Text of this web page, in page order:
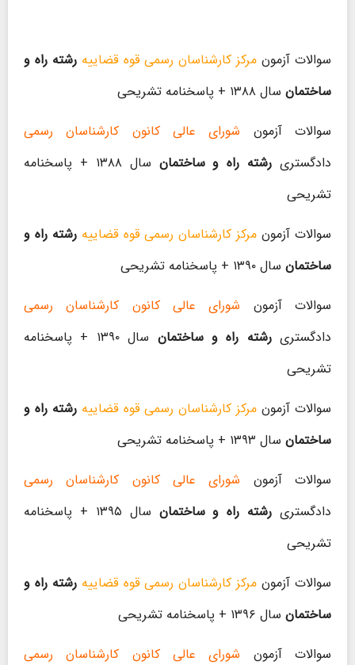
سوالات آزمون مرکز کارشناسان رسمی قوه قضاییه رشته راه و
ساختمان سال ۱۳۸۸ + پاسخنامه تشریحی
سوالات آزمون شورای عالی کانون کارشناسان رسمی
دادگستری رشته راه و ساختمان
سال ۱۳۸۸ + پاسخنامه
تشریحی
سوالات آزمون مرکز کارشناسان رسمی قوه قضاییه رشته راه و
ساختمان سال ۱۳۹۰ + پاسخنامه تشریحی
سوالات آزمون شورای عالی کانون کارشناسان رسمی
دادگستریرشته راه و ساختمان
سال ۱۳۹۰ + پاسخنامه
تشریحی
سوالات آزمون مرکز کارشناسان رسمی قوه قضاییه رشته راه و
ساختمان سال ۱۳۹۳ + پاسخنامه تشریحی
سوالات آزمون شورای عالی کانون کارشناسان رسمی
دادگستری رشته راه و ساختمان
سال ۱۳۹۵ + پاسخنامه
تشریحی
سوالات آزمون مرکز کارشناسان رسمی قوه قضاییه رشته راه و
ساختمان سال ۱۳۹۶ + پاسخنامه تشریحی
سوالات آزمون شورای عالی کانون کارشناسان رسمی